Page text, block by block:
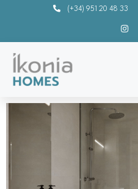
(+34) 951 20 48 33